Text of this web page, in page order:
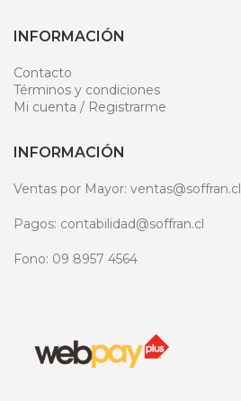
INFORMACIÓN
Contacto
Términos y condiciones
Mi cuenta / Registrarme
INFORMACIÓN
Ventas por Mayor: ventas@soffran.cl
Pagos: contabilidad@soffran.cl
Fono: 09 8957 4564